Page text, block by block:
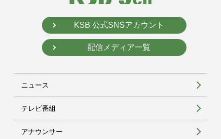
KSB 公式SNSアカウント
配信メディア一覧
ニュース
テレビ番組
アナウンサー